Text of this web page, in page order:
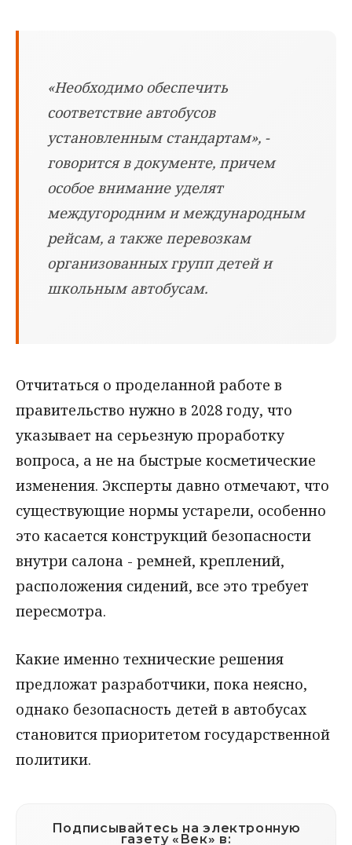
«Необходимо обеспечить
соответствие автобусов
установленным стандартам», -
говорится в документе, причем
особое внимание уделят
междугородним и международным
рейсам, а также перевозкам
организованных групп детей и
школьным автобусам.
Отчитаться о проделанной работе в
правительство нужно в 2028 году, что
указывает на серьезную проработку
вопроса, а не на быстрые косметические
изменения. Эксперты давно отмечают, что
существующие нормы устарели, особенно
это касается конструкций безопасности
внутри салона - ремней, креплений,
расположения сидений, все это требует
пересмотра.
Какие именно технические решения
предложат разработчики, пока неясно,
однако безопасность детей в автобусах
становится приоритетом государственной
политики.
Подписывайтесь на электронную
газету «Век» в: